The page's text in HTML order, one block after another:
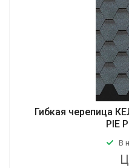
Гибкая черепица
PIE
В